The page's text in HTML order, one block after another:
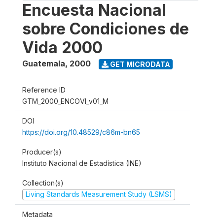
Encuesta Nacional
sobre Condiciones de
Vida 2000
Guatemala, 2000 GET MICRODATA
Reference ID
GTM_2000_ENCOVI_v01_M
DOI
https://doi.org/10.48529/c86m-bn65
Producer(s)
Instituto Nacional de Estadística (INE)
Collection(s)
Living Standards Measurement Study (LSMS)
Metadata